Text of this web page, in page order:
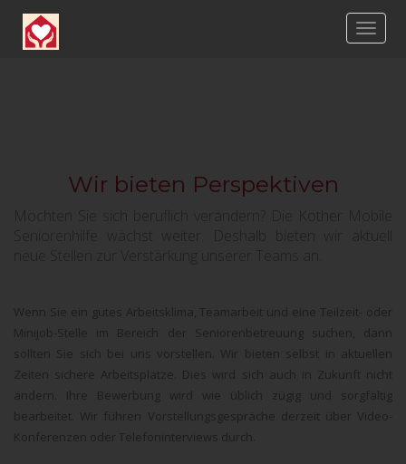
Wir bieten Perspektiven
neue Stellen zur Verstärkung unserer Teams an.
Wenn Sie ein gutes Arbeitsklima, Teamarbeit und eine Teilzeit- oder
Minijob-Stelle im Bereich der Seniorenbetreuung suchen, dann
sollten Sie sich bei uns vorstellen. Wir bieten selbst in aktuellen
Zeiten sichere Arbeitsplätze. Dies wird sich auch in Zukunft nicht
ändern. Ihre Bewerbung wird wie üblich zügig und sorgfältig
bearbeitet. Wir führen Vorstellungsgespräche derzeit über Video-
Konferenzen oder Telefoninterviews durch.